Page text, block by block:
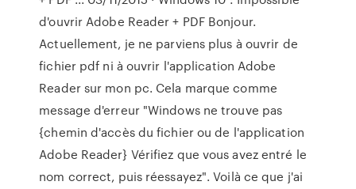
d'ouvrir Adobe Reader + PDF Bonjour.
Actuellement, je ne parviens plus à ouvrir de
fichier pdf ni à ouvrir l'application Adobe
Reader sur mon pc. Cela marque comme
message d'erreur "Windows ne trouve pas
{chemin d'accès du fichier ou de l'application
Adobe Reader} Vérifiez que vous avez entré le
nom correct, puis réessayez". Voilà ce que j'ai